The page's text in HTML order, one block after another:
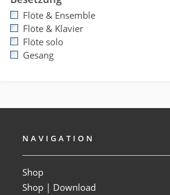
Flöte & Ensemble
Flöte & Klavier
Flöte solo
Gesang
NAVIGATION
Shop
Shop | Download